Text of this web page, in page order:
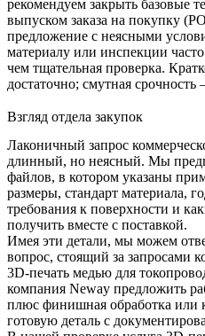
рекомендуем закрыть базовые
выпуском заказа на покупку
предложение с неясными
материалу или инспекции
чем тщательная проверка.
достаточно; смутная срочность
Взгляд отдела закупок
Лаконичный запрос
длинный, но неясный. Мы
файлов, в котором указаны
размеры, стандарт материала,
требования к поверхности и
получить вместе с поставкой.
Имея эти детали, мы можем
вопрос, стоящий за запросами
3D-печать медью для
компания Neway предложить
плюс финишная обработка или
готовую деталь с